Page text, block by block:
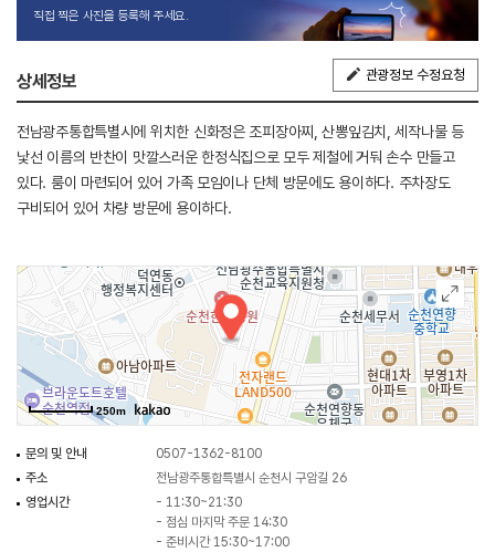
직접 찍은 사진을 등록해 주세요.
상세정보 관광정보 수정요청
전남광주통합특별시에 위치한 신화정은 조피장아찌, 산뽕잎김치, 세작나물 등
낯선 이름의 반찬이 맛깔스러운 한정식집으로 모두 제철에 거둬 손수 만들고
있다. 룸이 마련되어 있어 가족 모임이나 단체 방문에도 용이하다. 주차장도
구비되어 있어 차량 방문에 용이하다.
250m
문의 및 안내
0507-1362-8100
주소
전남광주통합특별시 순천시 구암길 26
영업시간
- 11:30~21:30
- 점심 마지막 주문 14:30
- 준비시간 15:30~17:00